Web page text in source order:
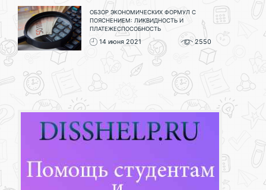
ОБЗОР ЭКОНОМИЧЕСКИХ ФОРМУЛ С
ПОЯСНЕНИЕМ: ЛИКВИДНОСТЬ И
ПЛАТЕЖЕСПОСОБНОСТЬ
14 июня 2021 2550